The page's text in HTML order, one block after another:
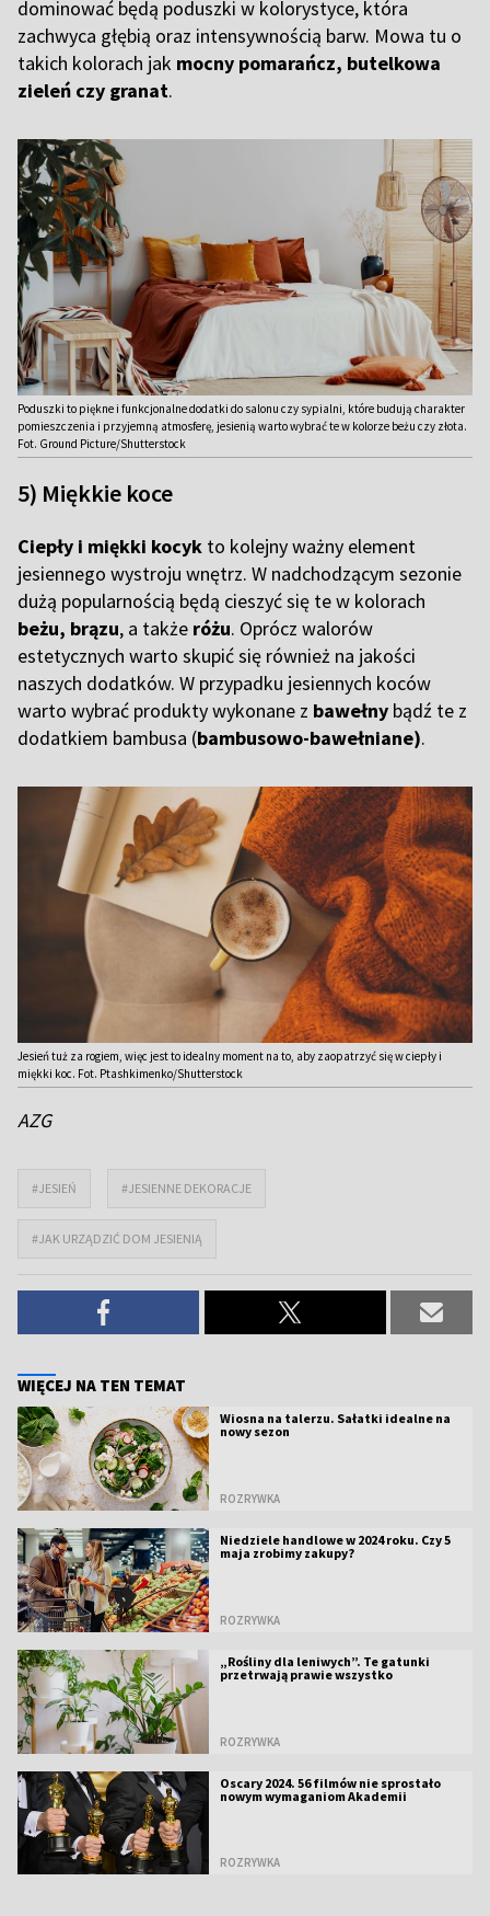
dominować będą poduszki w kolorystyce, która
zachwyca głębią oraz intensywnością barw. Mowa tu o
takich kolorach jak mocny pomarańcz, butelkowa
zieleń czy granat.
Poduszki to piękne i funkcjonalne dodatki do salonu czy sypialni, które budują charakter
pomieszczenia i przyjemną atmosferę, jesienią warto wybrać te w kolorze beżu czy złota.
Fot. Ground Picture/Shutterstock
5) Miękkie koce
Ciepły i miękki kocyk to kolejny ważny element
jesiennego wystroju wnętrz. W nadchodzącym sezonie
dużą popularnością będą cieszyć się te w kolorach
beżu, brązu, a także różu. Oprócz walorów
estetycznych warto skupić się również na jakości
naszych dodatków. W przypadku jesiennych koców
warto wybrać produkty wykonane z bawełny bądź te z
dodatkiem bambusa (bambusowo-bawełniane).
Jesień tuż za rogiem, więc jest to idealny moment na to, aby zaopatrzyć się w ciepły i
miękki koc. Fot. Ptashkimenko/Shutterstock
AZG
#JESIEŃ #JESIENNE DEKORACJE
#JAK URZĄDZIĆ DOM JESIENIĄ
WIĘCEJ NA TEN TEMAT
Wiosna na talerzu. Sałatki idealne na
nowy sezon
ROZRYWKA
Niedziele handlowe w 2024 roku. Czy 5
maja zrobimy zakupy?
ROZRYWKA
„Rośliny dla leniwych”. Te gatunki
przetrwają prawie wszystko
ROZRYWKA
Oscary 2024. 56 filmów nie sprostało
nowym wymaganiom Akademii
ROZRYWKA